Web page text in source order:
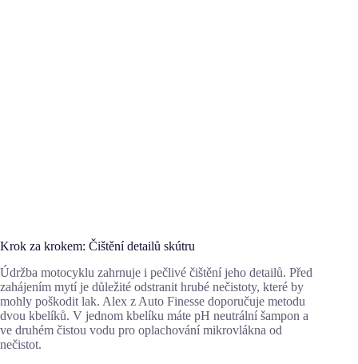
Krok za krokem: Čištění detailů skútru
Údržba motocyklu zahrnuje i pečlivé čištění jeho detailů. Před
zahájením mytí je důležité odstranit hrubé nečistoty, které by
mohly poškodit lak. Alex z Auto Finesse doporučuje metodu
dvou kbelíků. V jednom kbelíku máte pH neutrální šampon a
ve druhém čistou vodu pro oplachování mikrovlákna od
nečistot.